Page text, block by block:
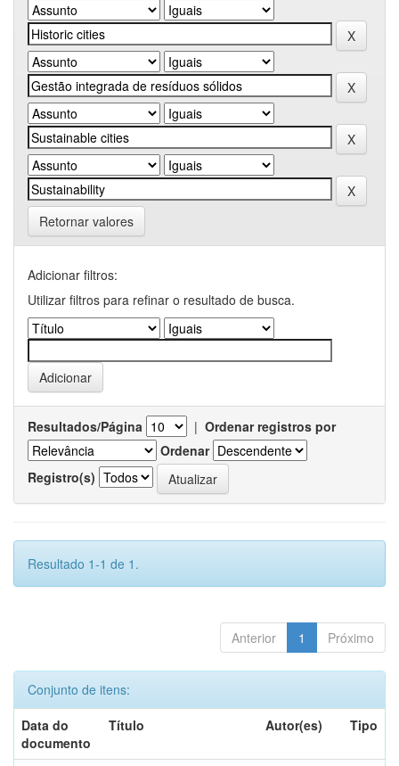
Retornar valores
Adicionar filtros:
Utilizar filtros para refinar o resultado de busca.
Resultados/Página | Ordenar registros por
Ordenar
Registro(s)
Resultado 1-1 de 1.
Anterior 1 Próximo
Conjunto de itens:
Data do
documento
Título Autor(es) Tipo